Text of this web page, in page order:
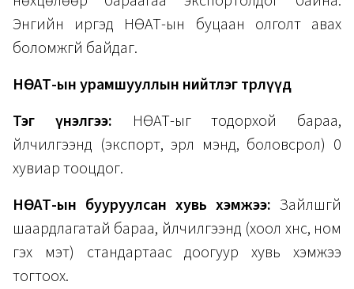
Энгийн иргэд НӨАТ-ын буцаан олголт авах
боломжгүй байдаг.
НӨАТ-ын урамшууллын нийтлэг төрлүүд
Тэг үнэлгээ: НӨАТ-ыг тодорхой бараа,
үйлчилгээнд (экспорт, эрүүл мэнд, боловсрол) 0
хувиар тооцдог.
НӨАТ-ын бууруулсан хувь хэмжээ: Зайлшгүй
шаардлагатай бараа, үйлчилгээнд (хоол хүнс, ном
гэх мэт) стандартаас доогуур хувь хэмжээ
тогтоох.